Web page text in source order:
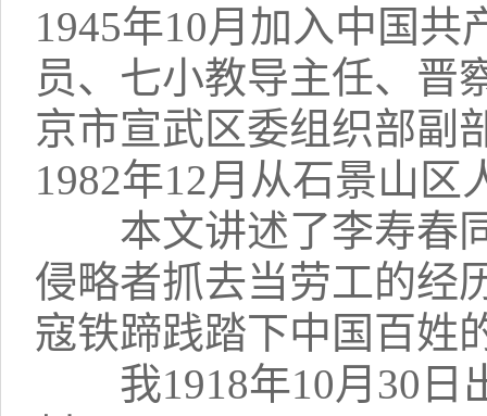
1945年10月加入中国
员、七小教导主任、晋
京市宣武区委组织部副
1982年12月从石景山
本文讲述了李寿春同
侵略者抓去当劳工的经
寇铁蹄践踏下中国百姓
我1918年10月30日